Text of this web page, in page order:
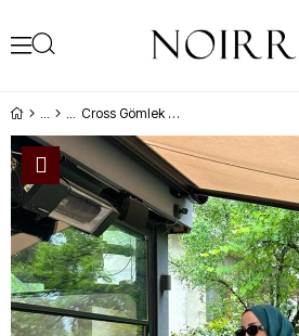
Cross Gömlek Siyah